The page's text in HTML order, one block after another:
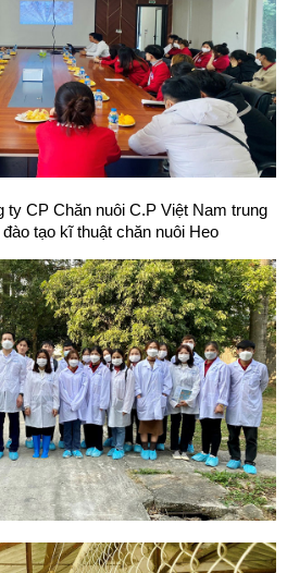
ty CP Chăn nuôi C.P Việt Nam trung
tạo kĩ thuật chăn nuôi Heo